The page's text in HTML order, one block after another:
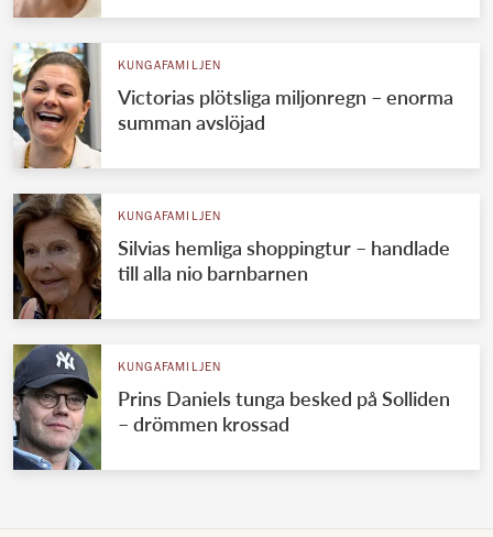
KUNGAFAMILJEN
Victorias plötsliga miljonregn – enorma
summan avslöjad
KUNGAFAMILJEN
Silvias hemliga shoppingtur – handlade
till alla nio barnbarnen
KUNGAFAMILJEN
Prins Daniels tunga besked på Solliden
– drömmen krossad